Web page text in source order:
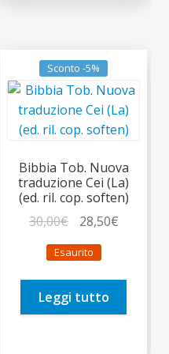
Sconto -5%
Bibbia Tob. Nuova
traduzione Cei (La)
(ed. ril. cop. soften)
30,00€
prezzo
originale
era:
30,00€.
28,50€Il
è:
Esaurito
Leggi tutto